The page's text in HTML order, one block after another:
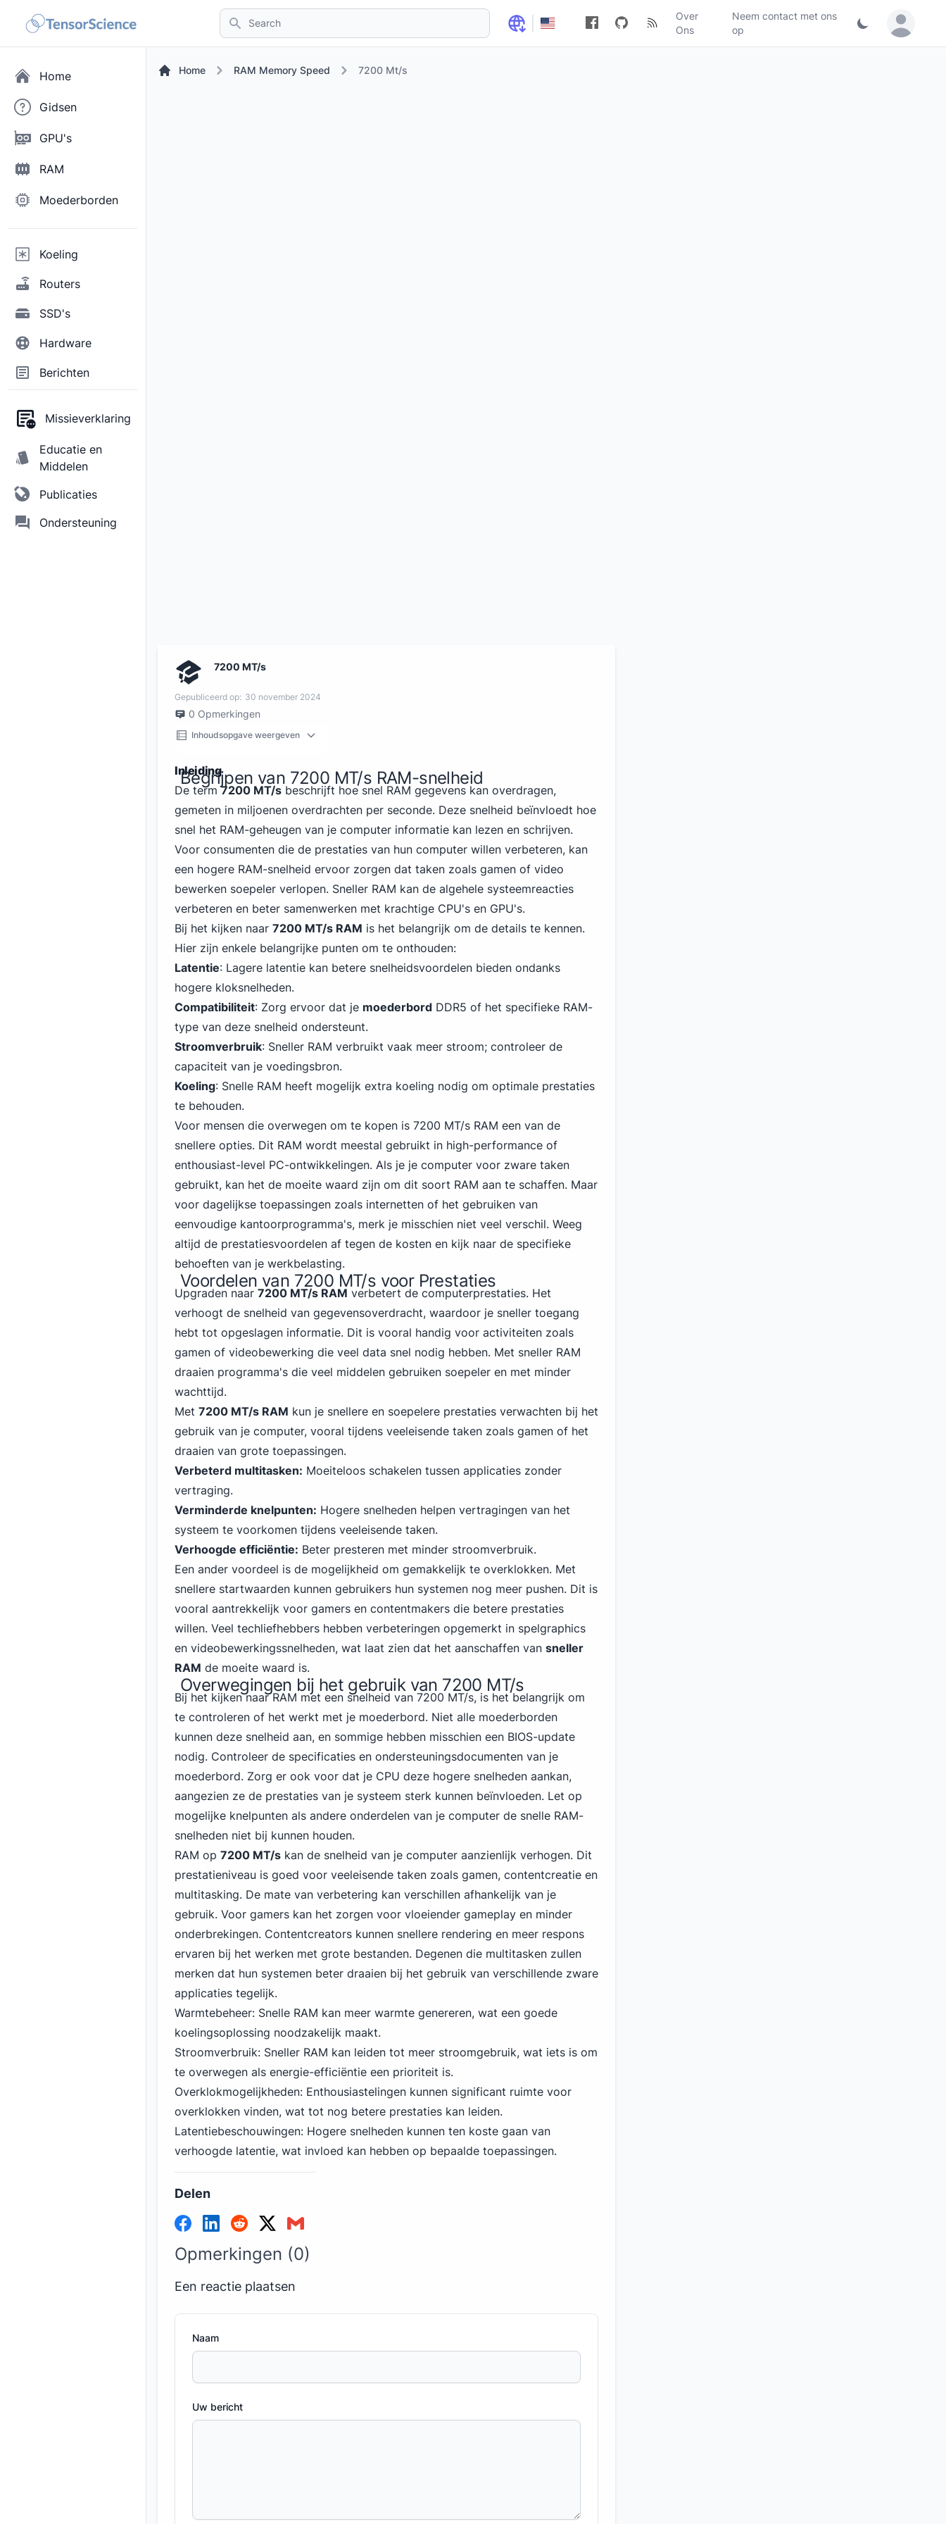
Search
Over
Ons
Neem contact met ons
op
Sign in /
Home
Gidsen
GPU's
RAM
Moederborden
Koeling
Routers
SSD's
Hardware
Berichten
Missieverklaring
Educatie en
Middelen
Publicaties
Ondersteuning
Home RAM Memory Speed 7200 Mt/s
7200 MT/s
Gepubliceerd op: 30 november 2024
0 Opmerkingen
Inhoudsopgave weergeven
Inleiding
Begrijpen van 7200 MT/s RAM-snelheid
De term7200 MT/s beschrijft hoe snel RAM gegevens kan overdragen,
gemeten in miljoenen overdrachten per seconde. Deze snelheid beïnvloedt hoe
snel het RAM-geheugen van je computer informatie kan lezen en schrijven.
Voor consumenten die de prestaties van hun computer willen verbeteren, kan
een hogere RAM-snelheid ervoor zorgen dat taken zoals gamen of video
bewerken soepeler verlopen. Sneller RAM kan de algehele systeemreacties
verbeteren en beter samenwerken met krachtige CPU's en GPU's.
Bij het kijken naar 7200 MT/s RAM is het belangrijk om de details te kennen.
Hier zijn enkele belangrijke punten om te onthouden:
Latentie: Lagere latentie kan betere snelheidsvoordelen bieden ondanks
hogere kloksnelheden.
Compatibiliteit: Zorg ervoor dat je moederbord DDR5 of het specifieke RAM-
type van deze snelheid ondersteunt.
Stroomverbruik: Sneller RAM verbruikt vaak meer stroom; controleer de
capaciteit van je voedingsbron.
Koeling: Snelle RAM heeft mogelijk extra koeling nodig om optimale prestaties
te behouden.
Voor mensen die overwegen om te kopen is 7200 MT/s RAM een van de
snellere opties. Dit RAM wordt meestal gebruikt in high-performance of
enthousiast-level PC-ontwikkelingen. Als je je computer voor zware taken
gebruikt, kan het de moeite waard zijn om dit soort RAM aan te schaffen. Maar
voor dagelijkse toepassingen zoals internetten of het gebruiken van
eenvoudige kantoorprogramma's, merk je misschien niet veel verschil. Weeg
altijd de prestatiesvoordelen af tegen de kosten en kijk naar de specifieke
behoeften van je werkbelasting.
Voordelen van 7200 MT/s voor Prestaties
Upgraden naar 7200 MT/s RAM verbetert de computerprestaties. Het
verhoogt de snelheid van gegevensoverdracht, waardoor je sneller toegang
hebt tot opgeslagen informatie. Dit is vooral handig voor activiteiten zoals
gamen of videobewerking die veel data snel nodig hebben. Met sneller RAM
draaien programma's die veel middelen gebruiken soepeler en met minder
wachttijd.
Met 7200 MT/s RAM kun je snellere en soepelere prestaties verwachten bij het
gebruik van je computer, vooral tijdens veeleisende taken zoals gamen of het
draaien van grote toepassingen.
Verbeterd multitasken: Moeiteloos schakelen tussen applicaties zonder
vertraging.
Verminderde knelpunten: Hogere snelheden helpen vertragingen van het
systeem te voorkomen tijdens veeleisende taken.
Verhoogde efficiëntie: Beter presteren met minder stroomverbruik.
Een ander voordeel is de mogelijkheid om gemakkelijk te overklokken. Met
snellere startwaarden kunnen gebruikers hun systemen nog meer pushen. Dit is
vooral aantrekkelijk voor gamers en contentmakers die betere prestaties
willen. Veel techliefhebbers hebben verbeteringen opgemerkt in spelgraphics
en videobewerkingssnelheden, wat laat zien dat het aanschaffen van sneller
RAM de moeite waard is.
Overwegingen bij het gebruik van 7200 MT/s
Bij het kijken naar RAM met een snelheid van 7200 MT/s, is het belangrijk om
te controleren of het werkt met je moederbord. Niet alle moederborden
kunnen deze snelheid aan, en sommige hebben misschien een BIOS-update
nodig. Controleer de specificaties en ondersteuningsdocumenten van je
moederbord. Zorg er ook voor dat je CPU deze hogere snelheden aankan,
aangezien ze de prestaties van je systeem sterk kunnen beïnvloeden. Let op
mogelijke knelpunten als andere onderdelen van je computer de snelle RAM-
snelheden niet bij kunnen houden.
RAM op 7200 MT/s kan de snelheid van je computer aanzienlijk verhogen. Dit
prestatieniveau is goed voor veeleisende taken zoals gamen, contentcreatie en
multitasking. De mate van verbetering kan verschillen afhankelijk van je
gebruik. Voor gamers kan het zorgen voor vloeiender gameplay en minder
onderbrekingen. Contentcreators kunnen snellere rendering en meer respons
ervaren bij het werken met grote bestanden. Degenen die multitasken zullen
merken dat hun systemen beter draaien bij het gebruik van verschillende zware
applicaties tegelijk.
Warmtebeheer: Snelle RAM kan meer warmte genereren, wat een goede
koelingsoplossing noodzakelijk maakt.
Stroomverbruik: Sneller RAM kan leiden tot meer stroomgebruik, wat iets is om
te overwegen als energie-efficiëntie een prioriteit is.
Overklokmogelijkheden: Enthousiastelingen kunnen significant ruimte voor
overklokken vinden, wat tot nog betere prestaties kan leiden.
Latentiebeschouwingen: Hogere snelheden kunnen ten koste gaan van
verhoogde latentie, wat invloed kan hebben op bepaalde toepassingen.
Delen
Opmerkingen (0)
Een reactie plaatsen
Naam
Uw bericht